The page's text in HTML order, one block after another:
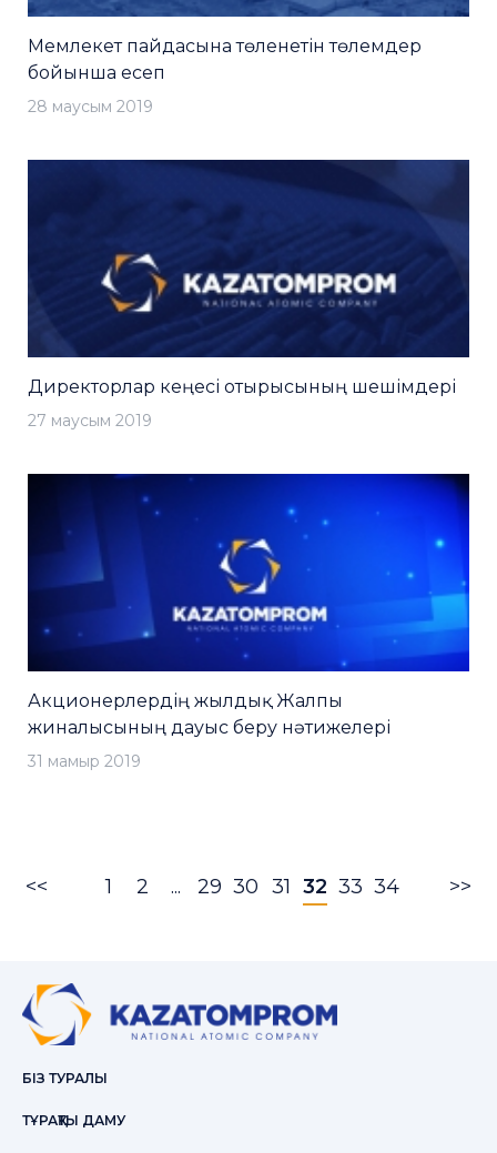
Мемлекет пайдасына төленетін төлемдер
бойынша есеп
28 маусым 2019
Директорлар кеңесі отырысының шешімдері
27 маусым 2019
Акционерлердің жылдық Жалпы
жиналысының дауыс беру нәтижелері
31 мамыр 2019
<< 1 2 ... 29 30 31 32 33 34 >>
БІЗ ТУРАЛЫ
ТҰРАҚТЫ ДАМУ